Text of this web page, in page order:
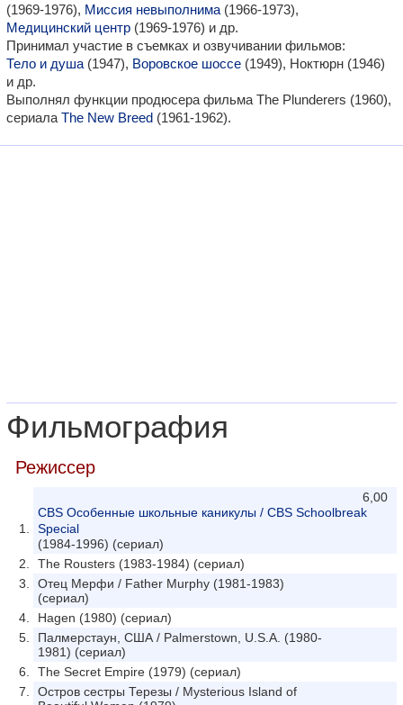
(1969-1976), Миссия невыполнима (1966-1973),
Медицинский центр (1969-1976) и др.
Принимал участие в съемках и озвучивании фильмов:
Тело и душа (1947), Воровское шоссе (1949), Ноктюрн (1946)
и др.
Выполнял функции продюсера фильма The Plunderers (1960),
сериала The New Breed (1961-1962).
Фильмография
Режиссер
6,00
CBS Особенные школьные каникулы / CBS Schoolbreak
Special
(1984-1996) (сериал)
The Rousters (1983-1984) (сериал)
Отец Мерфи / Father Murphy (1981-1983)
(сериал)
Hagen (1980) (сериал)
Палмерстаун, США / Palmerstown, U.S.A. (1980-
1981) (сериал)
The Secret Empire (1979) (сериал)
Остров сестры Терезы / Mysterious Island of